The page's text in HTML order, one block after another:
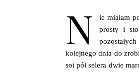
N ie miałam
prosty i
kolejnego dnia do
soi pół selera dwie